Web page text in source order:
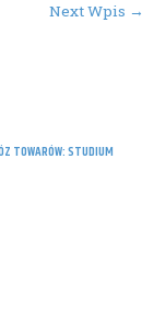
TOWARÓW: STUDIUM
Next Wpis →